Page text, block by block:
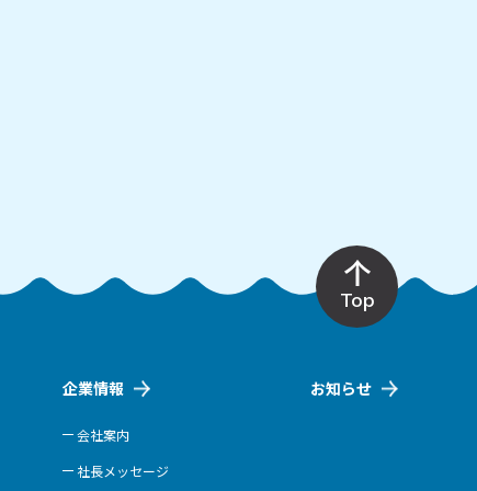
Top
企業情報
会社案内
社長メッセージ
お知らせ